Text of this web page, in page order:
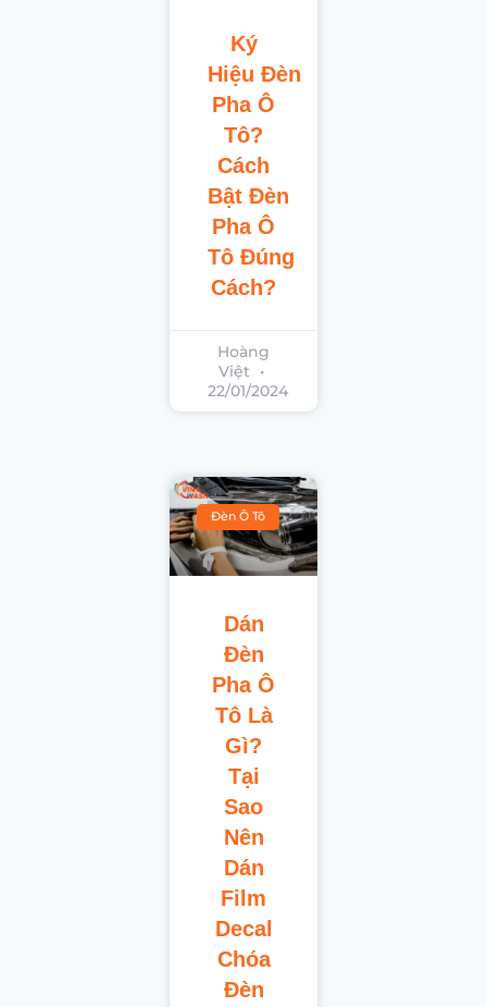
Ký
Hiệu Đèn
Pha Ô
Tô?
Cách
Bật Đèn
Pha Ô
Tô Đúng
Cách?
Hoàng
Việt
22/01/2024
Đèn Ô Tô
Dán
Đèn
Pha Ô
Tô Là
Gì?
Tại
Sao
Nên
Dán
Film
Decal
Chóa
Đèn